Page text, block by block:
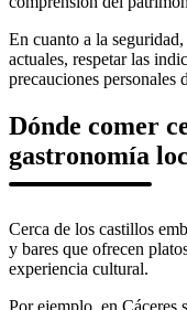
En cuanto a la
actuales, respetar las
precauciones personales
Dónde comer
gastronomía
Cerca de los castillos
y bares que ofrecen
experiencia cultural.